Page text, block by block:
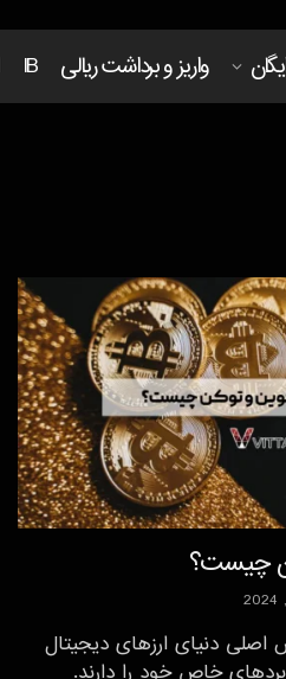
واریز و برداشت ریالی IB
چیست؟
دنیای ارزهای دیجیتال
خاص خود را دارند.